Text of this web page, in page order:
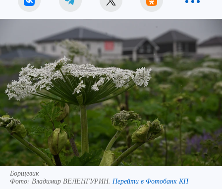
Борщевик
Фото: Владимир ВЕЛЕНГУРИН. Перейти в Фотобанк КП